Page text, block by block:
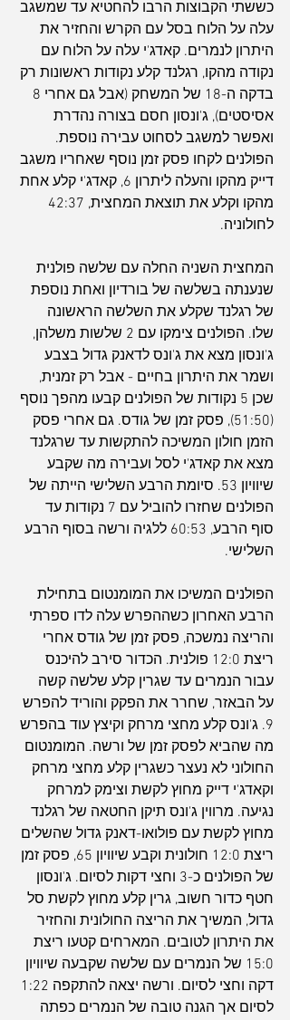
כששתי הקבוצות הרבו להחטיא עד שמשגב
עלה על הלוח בסל עם הקרש והחזיר את
היתרון לנמרים. קאדג'י עלה על הלוח עם
נקודה מהקו, רגלנד קלע נקודות ראשונות רק
אסיסטים), ג'ונסון חסם בצורה נהדרת
ואפשר למשגב לסחוט עבירה נוספת.
הפולנים לקחו פסק זמן נוסף שאחריו משגב
דייק מהקו והעלה ליתרון 6, קאדג'י קלע אחת
לחולוניה.
המחצית השניה החלה עם שלשה פולנית
שנענתה בשלשה של בורדיון ואחת נוספת
של רגלנד שקלע את השלשה הראשונה
שלו. הפולנים צימקו עם 2 שלשות משלהן,
ג'ונסון מצא את ג'ונס לדאנק גדול בצבע
ושמר את היתרון בחיים - אבל רק זמנית,
שכן 5 נקודות של הפולנים קבעו מהפך נוסף
(51:50), פסק זמן של גודס. גם אחרי פסק
הזמן חולון המשיכה להתקשות עד שרגלנד
מצא את קאדג'י לסל ועבירה מה שקבע
שיוויון 53. סיומת הרבע השלישי הייתה של
הפולנים שחזרו להוביל עם 7 נקודות עד
סוף הרבע, 60:53 ללגיה ורשה בסוף הרבע
השלישי.
הפולנים המשיכו את המומנטום בתחילת
הרבע האחרון כשההפרש עלה לדו ספרתי
והריצה נמשכה, פסק זמן של גודס אחרי
ריצת 12:0 פולנית. הכדור סירב להיכנס
עבור הנמרים עד שגרין קלע שלשה קשה
על הבאזר, שחרר את הפקק והוריד להפרש
9. ג'ונס קלע מחצי מרחק וקיצץ עוד בהפרש
מה שהביא לפסק זמן של ורשה. המומנטום
החולוני לא נעצר כשגרין קלע מחצי מרחק
וקאדג'י דייק מחוץ לקשת וצימק למרחק
נגיעה. מרווין ג'ונס תיקן החטאה של רגלנד
מחוץ לקשת עם פולואו-דאנק גדול שהשלים
ריצת 12:0 חולונית וקבע שיוויון 65, פסק זמן
של הפולנים כ-3 וחצי דקות לסיום. ג'ונסון
חטף כדור חשוב, גרין קלע מחוץ לקשת סל
גדול, המשיך את הריצה החולונית והחזיר
את היתרון לטובים. המארחים קטעו ריצת
15:0 של הנמרים עם שלשה שקבעה שיוויון
לסיום אך הגנה טובה של הנמרים כפתה